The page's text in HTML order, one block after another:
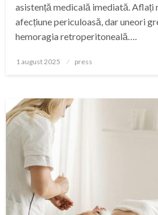
asistență medicală imediată. Aflați
afecțiune periculoasă, dar uneori
hemoragia retroperitoneală….
Posted
1 august 2025 press